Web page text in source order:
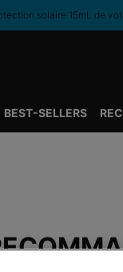
solaire 15mL de
BEST-SELLERS